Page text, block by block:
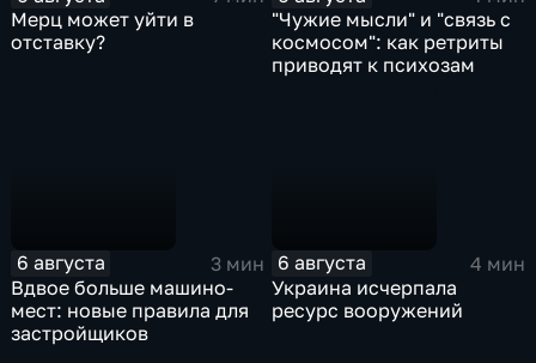
Мерц может уйти в
отставку?
"Чужие мысли" и "связь с
космосом": как ретриты
приводят к психозам
6 августа
3 мин
Вдвое больше машино-
мест: новые правила для
застройщиков
6 августа
4 мин
Украина исчерпала
ресурс вооружений